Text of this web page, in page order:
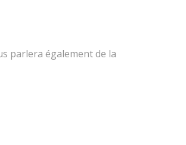
parlera également de la